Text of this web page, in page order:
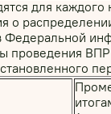
для
о
Федеральной
проведения